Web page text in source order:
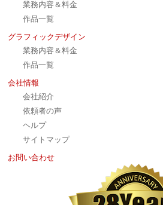
業務内容＆料金
作品一覧
グラフィックデザイン
業務内容＆料金
作品一覧
会社情報
会社紹介
依頼者の声
ヘルプ
サイトマップ
お問い合わせ